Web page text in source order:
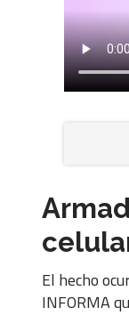
El hecho
INFORMA